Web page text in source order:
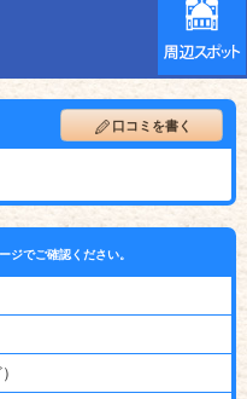
口コミを書く
ジでご確認ください。